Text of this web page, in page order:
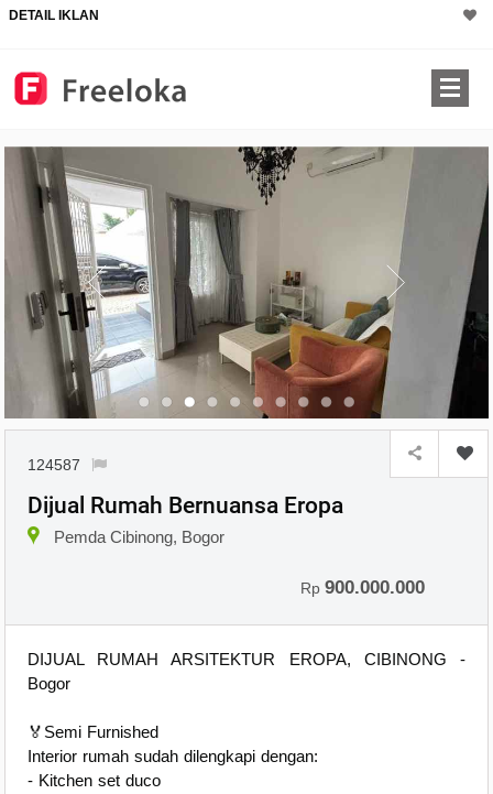
DETAIL IKLAN
124587
Dijual Rumah Bernuansa Eropa
Pemda Cibinong, Bogor
Rp900.000.000
DIJUAL RUMAH ARSITEKTUR EROPA, CIBINONG -
Bogor
🏅Semi Furnished
Interior rumah sudah dilengkapi dengan:
- Kitchen set duco